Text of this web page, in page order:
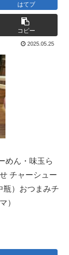
はてブ
コピー
2025.05.25
めん・味玉ら
チャーシュー
瓶）おつまみチ
）